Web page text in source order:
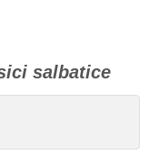
salbatice